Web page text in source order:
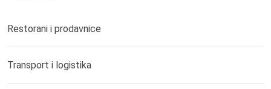
Restorani i prodavnice
Transport i logistika